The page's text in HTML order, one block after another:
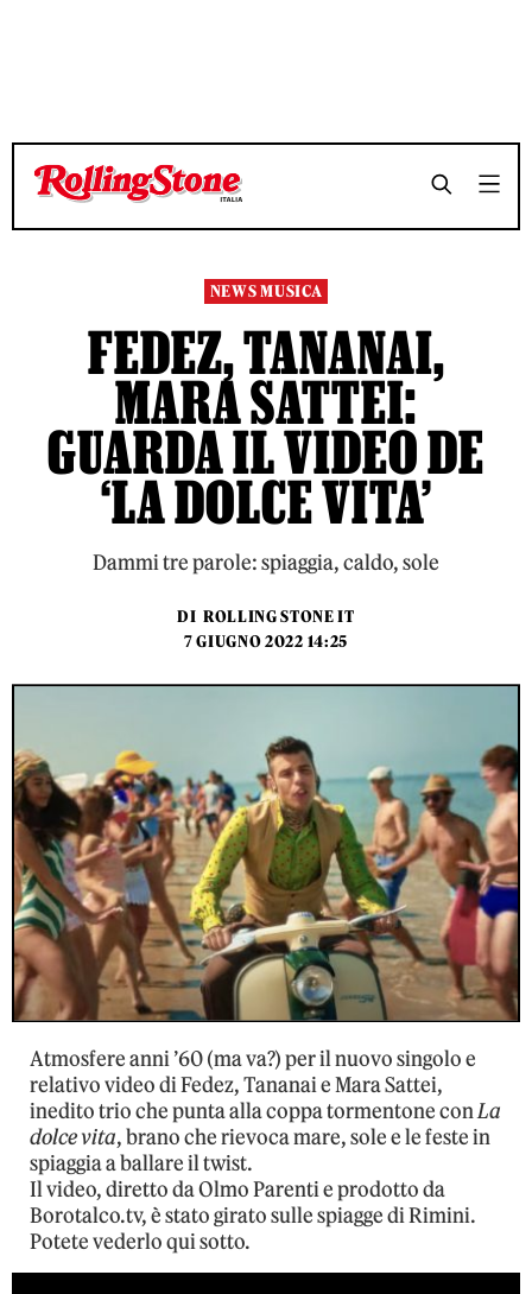
TEMPO DI LETTURA 3 MINUTI SHARE
TEMPO DI LETTURA 3 MINUTI SHARE
NEWS MUSICA
FEDEZ, TANANAI,
MARA SATTEI:
GUARDA IL VIDEO DE
‘LA DOLCE VITA’
Dammi tre parole: spiaggia, caldo, sole
DI ROLLING STONE IT
7 GIUGNO 2022 14:25
Atmosfere anni ’60 (ma va?) per il nuovo singolo e
relativo video di Fedez, Tananai e Mara Sattei,
inedito trio che punta alla coppa tormentone conLa
dolce vita, brano che rievoca mare, sole e le feste in
spiaggia a ballare il twist.
Il video, diretto da Olmo Parenti e prodotto da
Borotalco.tv, è stato girato sulle spiagge di Rimini.
Potete vederlo qui sotto.